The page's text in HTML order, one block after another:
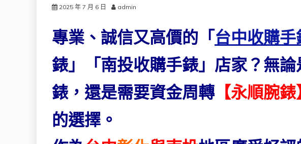
2025 年 7 月 6 日 admin
專業、誠信又高價的「 台中收購手
錶」
「南投收購手錶」 店家？無
錶，還是需要資金周轉【永順腕錶
的選擇。